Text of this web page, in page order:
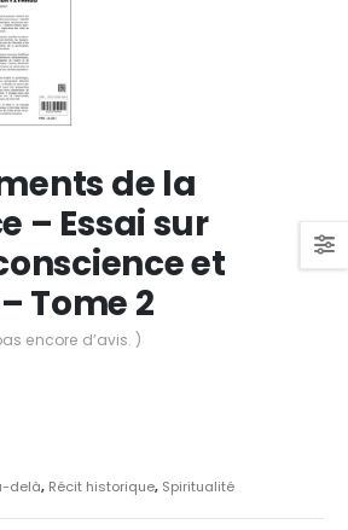
de la
– Essai sur
et
Tome 2
encore d’avis. )
delà, Récit historique, Spiritualité